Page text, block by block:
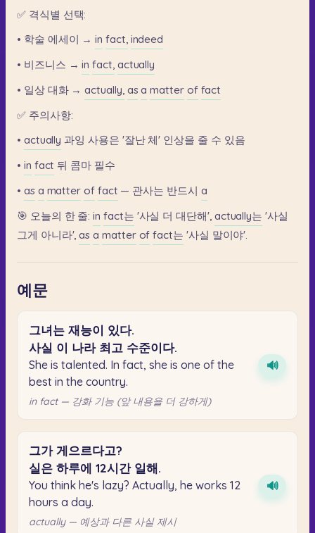
✅ 격식별 선택:
• 학술 에세이 → in fact, indeed
• 비즈니스 → in fact, actually
• 일상 대화 → actually, as a matter of fact
✅ 주의사항:
• actually 과잉 사용은 '잘난 체' 인상을 줄 수 있음
• in fact 뒤 콤마 필수
• as a matter of fact — 관사는 반드시 a
🎯 오늘의 한 줄: in fact는 '사실 더 대단해', actually는 '사실
그게 아니라', as a matter of fact는 '사실 말이야'.
예문
그녀는 재능이 있다.
사실 이 나라 최고 수준이다.
She is talented. In fact, she is one of the
best in the country.
in fact — 강화 기능 (앞 내용을 더 강하게)
🔊
그가 게으르다고?
실은 하루에 12시간 일해.
You think he's lazy? Actually, he works 12
hours a day.
actually — 예상과 다른 사실 제시
🔊